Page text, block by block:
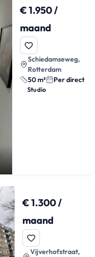
€ 1.950 /
maand
Schiedamseweg,
Rotterdam
50 m²
Per direct
Studio
€ 1.300 /
maand
Vijverhofstraat,